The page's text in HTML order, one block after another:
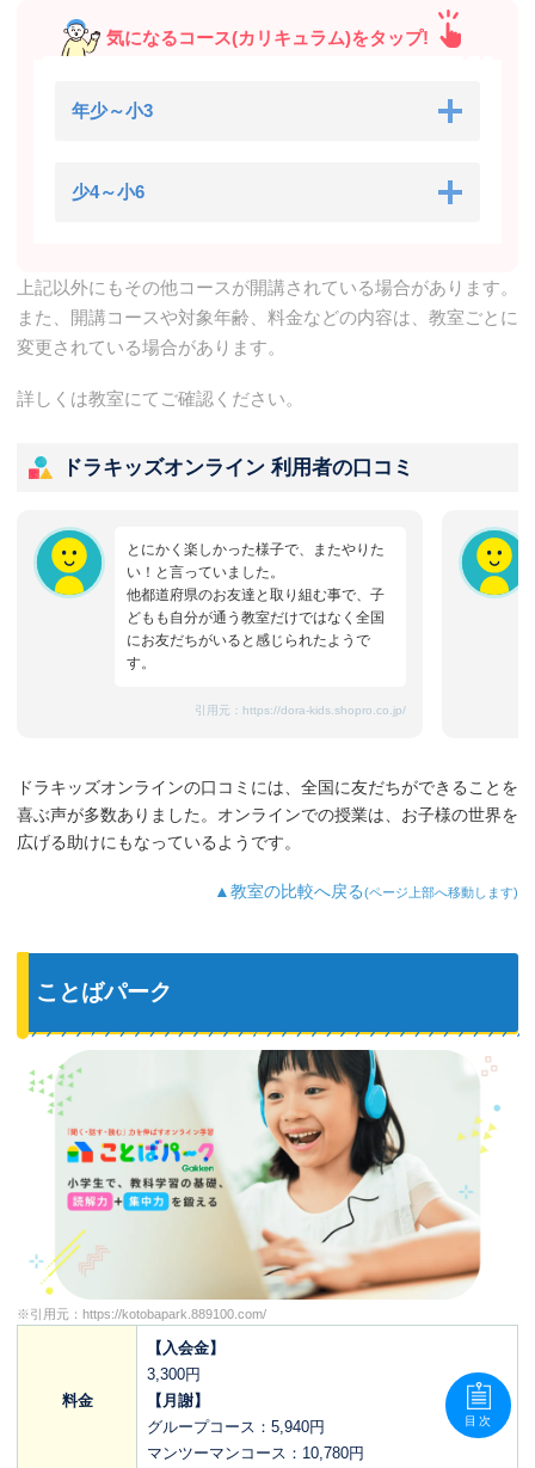
気になるコース(カリキュラム)をタップ!
年少～小3
少4～小6
上記以外にもその他コースが開講されている場合があります。
また、開講コースや対象年齢、料金などの内容は、教室ごとに
変更されている場合があります。
詳しくは教室にてご確認ください。
ドラキッズオンライン 利用者の口コミ
とにかく楽しかった様子で、またやりた
い！と言っていました。
他都道府県のお友達と取り組む事で、子
どもも自分が通う教室だけではなく全国
にお友だちがいると感じられたようで
す。
引用元： https://dora-kids.shopro.co.jp/
ドラキッズオンラインの口コミには、全国に友だちができることを
喜ぶ声が多数ありました。オンラインでの授業は、お子様の世界を
広げる助けにもなっているようです。
▲教室の比較へ戻る(ページ上部へ移動します)
ことばパーク
※引用元： https://kotobapark.889100.com/
料金
【入会金】
3,300円
【月謝】
グループコース：5,940円
マンツーマンコース：10,780円
目次